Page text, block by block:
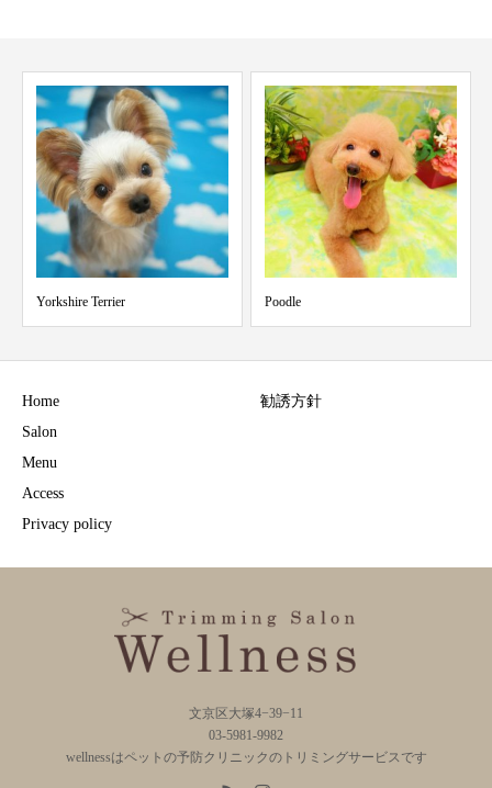
Yorkshire Terrier Poodle
Home
Salon
Menu
Access
Privacy policy
勧誘方針
文京区大塚4−39−11
03-5981-9982
wellnessはペットの予防クリニックのトリミングサービスです